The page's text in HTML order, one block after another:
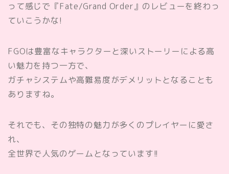
って感じで『Fate/Grand Order』のレビューを終わっ
ていこうかな!
FGOは豊富なキャラクターと深いストーリーによる高
い魅力を持つ一方で、
ガチャシステムや高難易度がデメリットとなることも
ありますね。
それでも、その独特の魅力が多くのプレイヤーに愛さ
れ、
全世界で人気のゲームとなっています!!